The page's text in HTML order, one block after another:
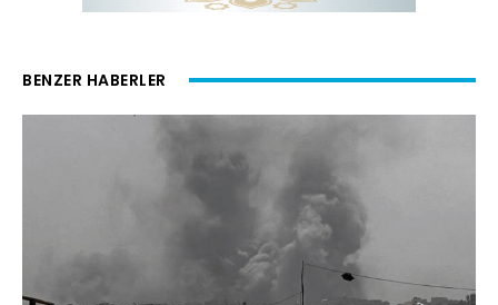
BENZER HABERLER